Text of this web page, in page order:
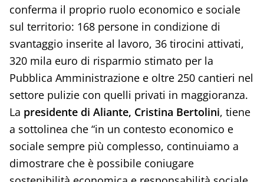
conferma il proprio ruolo economico e sociale
sul territorio: 168 persone in condizione di
svantaggio inserite al lavoro, 36 tirocini attivati,
320 mila euro di risparmio stimato per la
Pubblica Amministrazione e oltre 250 cantieri nel
settore pulizie con quelli privati in maggioranza.
La presidente di Aliante, Cristina Bertolini, tiene
a sottolinea che “in un contesto economico e
sociale sempre più complesso, continuiamo a
dimostrare che è possibile coniugare